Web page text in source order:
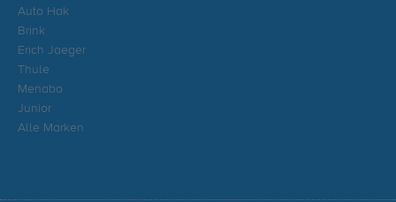
Auto Hak
Brink
Erich Jaeger
Thule
Menabo
Junior
Alle Marken